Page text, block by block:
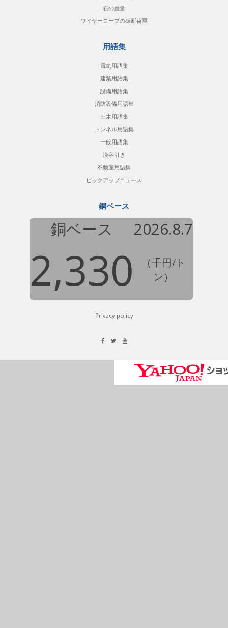
石の重量
ワイヤーロープの破断荷重
用語集
電気用語集
建築用語集
設備用語集
消防設備用語集
土木用語集
トンネル用語集
一般用語集
漢字引き
不動産用語集
ピックアップニュース
銅ベース
銅ベース 2026.8.7
2,330
（千円/ト
ン）
Privacy policy